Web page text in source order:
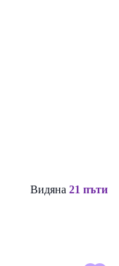
Видяна 21 пъти